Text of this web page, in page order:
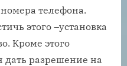
телефона.
этого –установка
Кроме этого
дать разрешение на